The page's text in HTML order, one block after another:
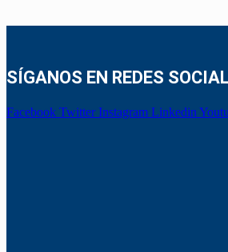
SÍGANOS EN REDES
Facebook Twitter Instagram Linkedin